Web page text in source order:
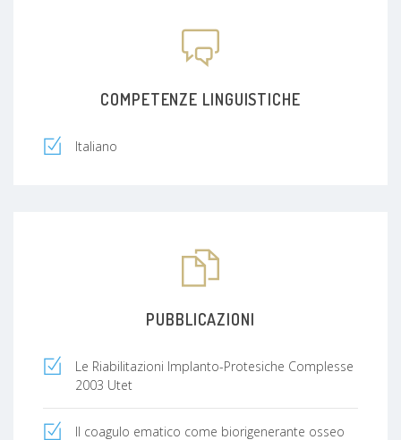
modellare in modo prevedibile l’osso da
COMPETENZE LINGUISTICHE
Italiano
PUBBLICAZIONI
Le Riabilitazioni Implanto-Protesiche Complesse
2003 Utet
Il coagulo ematico come biorigenerante osseo